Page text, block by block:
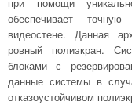
обеспечивает
видеостене. Данная
ровный полиэкран.
блоками с
данные системы в
отказоустойчивом